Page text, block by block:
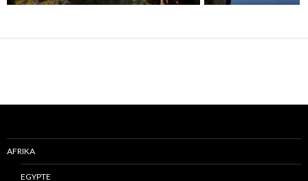
AFRIKA
EGYPTE